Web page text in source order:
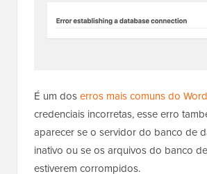
É um doserros mais comuns do
credenciais incorretas, esse erro
aparecer se o servidor do banco de
inativo ou se os arquivos do banco
estiverem corrompidos.